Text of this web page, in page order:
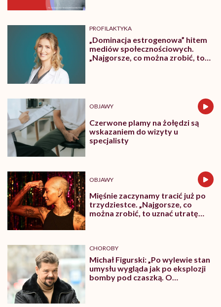
PROFILAKTYKA
„Dominacja estrogenowa” hitem
mediów społecznościowych.
„Najgorsze, co można zrobić, to
OBJAWY
Czerwone plamy na żołędzi są
wskazaniem do wizyty u
specjalisty
OBJAWY
Mięśnie zaczynamy tracić już po
trzydziestce. „Najgorsze, co
można zrobić, to uznać utratę
CHOROBY
Michał Figurski: „Po wylewie stan
umysłu wygląda jak po eksplozji
bomby pod czaszką. O